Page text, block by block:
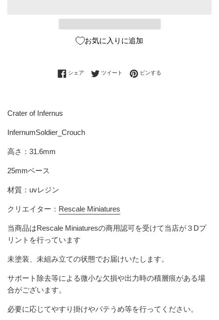
お気に入りに追加
シェア Facebookでシェアする
ツイート Twitterに投稿する
ピンする
Crater of Infernus
InfernumSoldier_Crouch
高さ ：31.6mm
25mmベース
材質：uvレジン
クリエイター： Rescale Miniatures
当商品はRescale Miniaturesの商用認可を受けて当店が３Dプ
リントを行っています
未塗装、未組み立ての状態でお届けいたします。
サポート除去等による微小な欠損や出力時の積層痕がある場
合がございます。
必要に応じてやすり掛けやパテうめ等を行ってください。